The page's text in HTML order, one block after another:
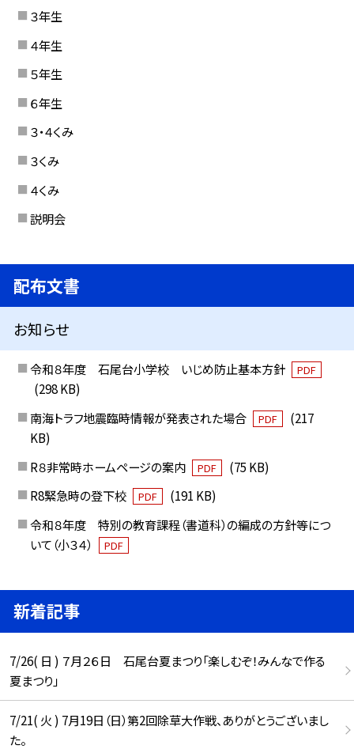
３年生
４年生
５年生
６年生
３・４くみ
３くみ
４くみ
説明会
配布文書
お知らせ
令和８年度 石尾台小学校 いじめ防止基本方針 PDF
(298 KB)
南海トラフ地震臨時情報が発表された場合
PDF
(217
KB)
R８非常時ホームページの案内
PDF
(75 KB)
R8緊急時の登下校
PDF
(191 KB)
令和８年度 特別の教育課程（書道科）の編成の方針等につ
いて（小３４）
PDF
新着記事
7/26( 日 ) ７月２６日 石尾台夏まつり「楽しむぞ！みんなで作る
夏まつり」
7/21( 火 ) 7月19日（日）第2回除草大作戦、ありがとうございまし
た。